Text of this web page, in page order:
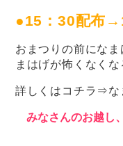
●15：30配布
おまつりの前にな
まはげが怖くなく
詳しくはコチラ⇒な
みなさんのお越し